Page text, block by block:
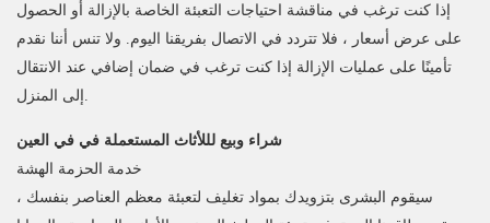
إذا كنت ترغب في مناقشة احتياجات التعبئة الخاصة بالإزالة أو الحصول
على عرض أسعار ، فلا تتردد في الاتصال بفريقنا اليوم. ولا تنس أننا نقدم
تأمينًا على عمليات الإزالة إذا كنت ترغب في ضمان إضافي عند الانتقال
شراء وبيع لللأثاث المستعملة في في العين
خدمة الحزمة الهشة
سيقوم البشرى بتزويدك بمواد تغليف لتعبئة معظم العناصر بنفسك ،